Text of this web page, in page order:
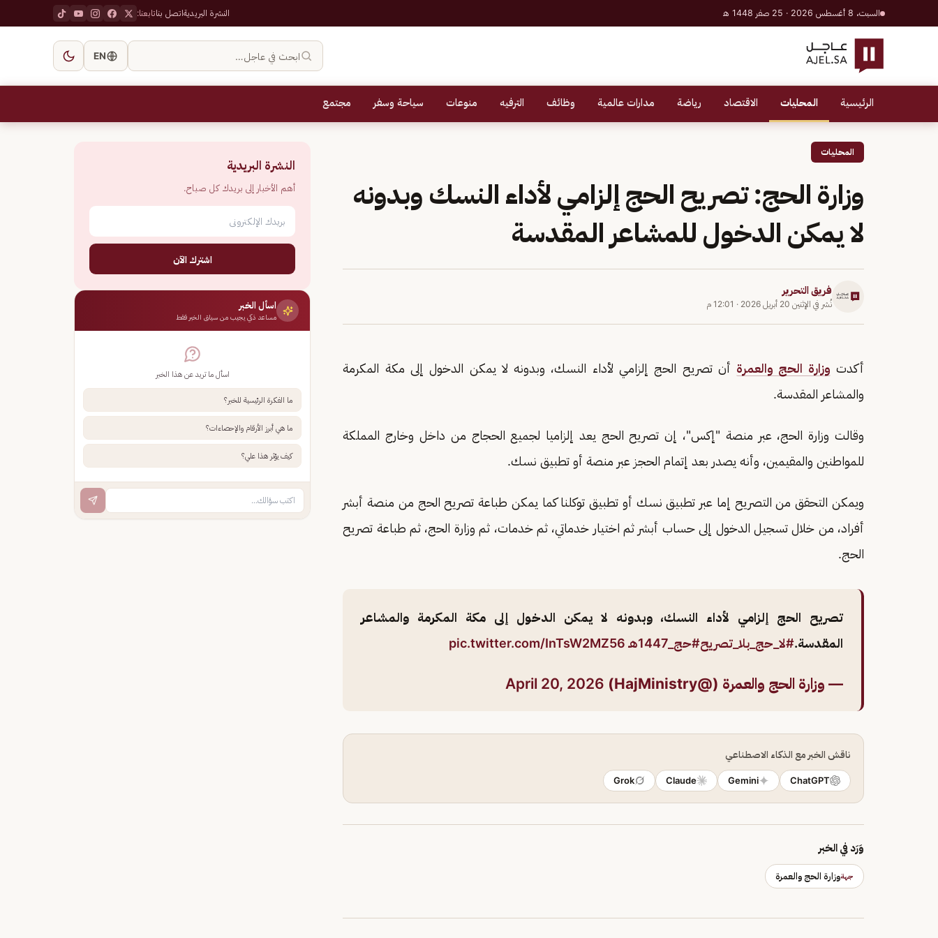
السبت، 8 أغسطس 2026 · 25 صفر 1448 هـ النشرة البريديةاتصل بناتابعنا:
ابحث في عاجل… EN
الرئيسية المحليات الاقتصاد رياضة مدارات عالمية وظائف الترفيه منوعات سياحة وسفر مجتمع
المحليات
وزارة الحج: تصريح الحج إلزامي لأداء النسك وبدونه
لا يمكن الدخول للمشاعر المقدسة
فريق التحرير
نُشر في الإثنين 20 أبريل 2026 · 12:01 م
أكدت وزارة الحج والعمرة أن تصريح الحج إلزامي لأداء النسك، وبدونه لا يمكن الدخول إلى مكة المكرمة
والمشاعر المقدسة.
وقالت وزارة الحج، عبر منصة "إكس"، إن تصريح الحج يعد إلزاميا لجميع الحجاج من داخل وخارج المملكة
للمواطنين والمقيمين، وأنه يصدر بعد إتمام الحجز عبر منصة أو تطبيق نسك.
ويمكن التحقق من التصريح إما عبر تطبيق نسك أو تطبيق توكلنا كما يمكن طباعة تصريح الحج من منصة أبشر
أفراد، من خلال تسجيل الدخول إلى حساب أبشر ثم اختيار خدماتي، ثم خدمات، ثم وزارة الحج، ثم طباعة تصريح
الحج.
تصريح الحج إلزامي لأداء النسك، وبدونه لا يمكن الدخول إلى مكة المكرمة والمشاعر
المقدسة.#لا_حج_بلا_تصريح#حج_1447هـ pic.twitter.com/InTsW2MZ56
— وزارة الحج والعمرة (@HajMinistry) April 20, 2026
ناقش الخبر مع الذكاء الاصطناعي
ChatGPT
Gemini
Claude
Grok
وَرَد في الخبر
جهةوزارة الحج والعمرة
النشرة البريدية
أهم الأخبار إلى بريدك كل صباح.
اشترك الآن
اسأل الخبر
مساعد ذكي يجيب من سياق الخبر فقط
اسأل ما تريد عن هذا الخبر
ما الفكرة الرئيسية للخبر؟
ما هي أبرز الأرقام والإحصاءات؟
كيف يؤثر هذا علي؟